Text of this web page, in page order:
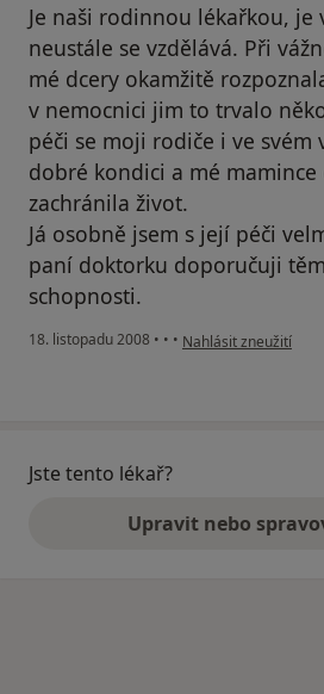
Je naši rodinnou lékařkou, je
neustále se vzdělává. Při
mé dcery okamžitě
v nemocnici jim to trvalo
péči se moji rodiče i ve svém
dobré kondici a mé mamince
zachránila život.
Já osobně jsem s její péči
paní doktorku doporučuji
schopnosti.
18. listopadu 2008 • • • podle názoru
Nahlásit zneužití
Jste tento lékař?
Upravit nebo